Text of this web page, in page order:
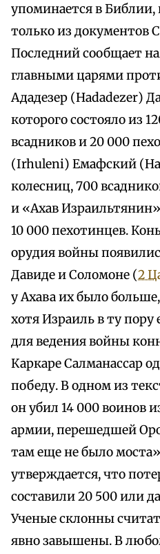
упоминается в
только из документов
Последний сообщает
главными царями
Ададезер (Hadadezer)
которого состояло из
всадников и 20 000
(Irhuleni) Емафский
колесниц, 700
и «Ахав
10 000 пехотинцев.
орудия войны
Давиде и Соломоне (2
у Ахава их было
хотя Израиль в ту пору
для ведения войны
Каркаре Салманассар
победу. В одном из
он убил 14 000 воинов
армии, перешедшей
там еще не было
утверждается, что
составили 20 500 или
Ученые склонны
явно завышены. В